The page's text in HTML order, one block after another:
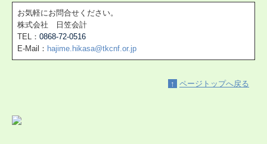
お気軽にお問合せください。
株式会社 日笠会計
TEL： 0868-72-0516
E-Mail： hajime.hikasa@tkcnf.or.jp
↑ ページトップへ戻る